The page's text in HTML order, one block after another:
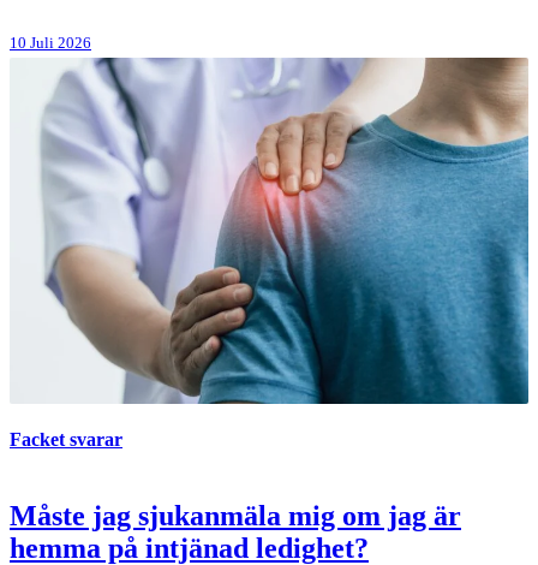
10 Juli 2026
Facket svarar
Måste jag sjukanmäla mig om jag är
hemma på intjänad ledighet?